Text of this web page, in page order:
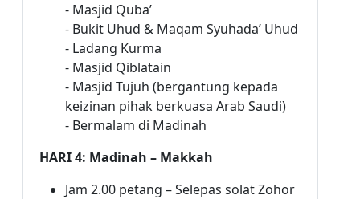
- Masjid Quba’
- Bukit Uhud & Maqam Syuhada’ Uhud
- Ladang Kurma
- Masjid Qiblatain
- Masjid Tujuh (bergantung kepada
keizinan pihak berkuasa Arab Saudi)
- Bermalam di Madinah
HARI 4: Madinah – Makkah
Jam 2.00 petang – Selepas solat Zohor